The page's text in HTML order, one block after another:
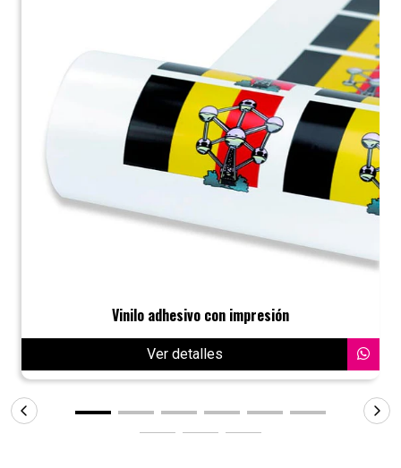
Vinilo adhesivo con impresión
Ver detalles